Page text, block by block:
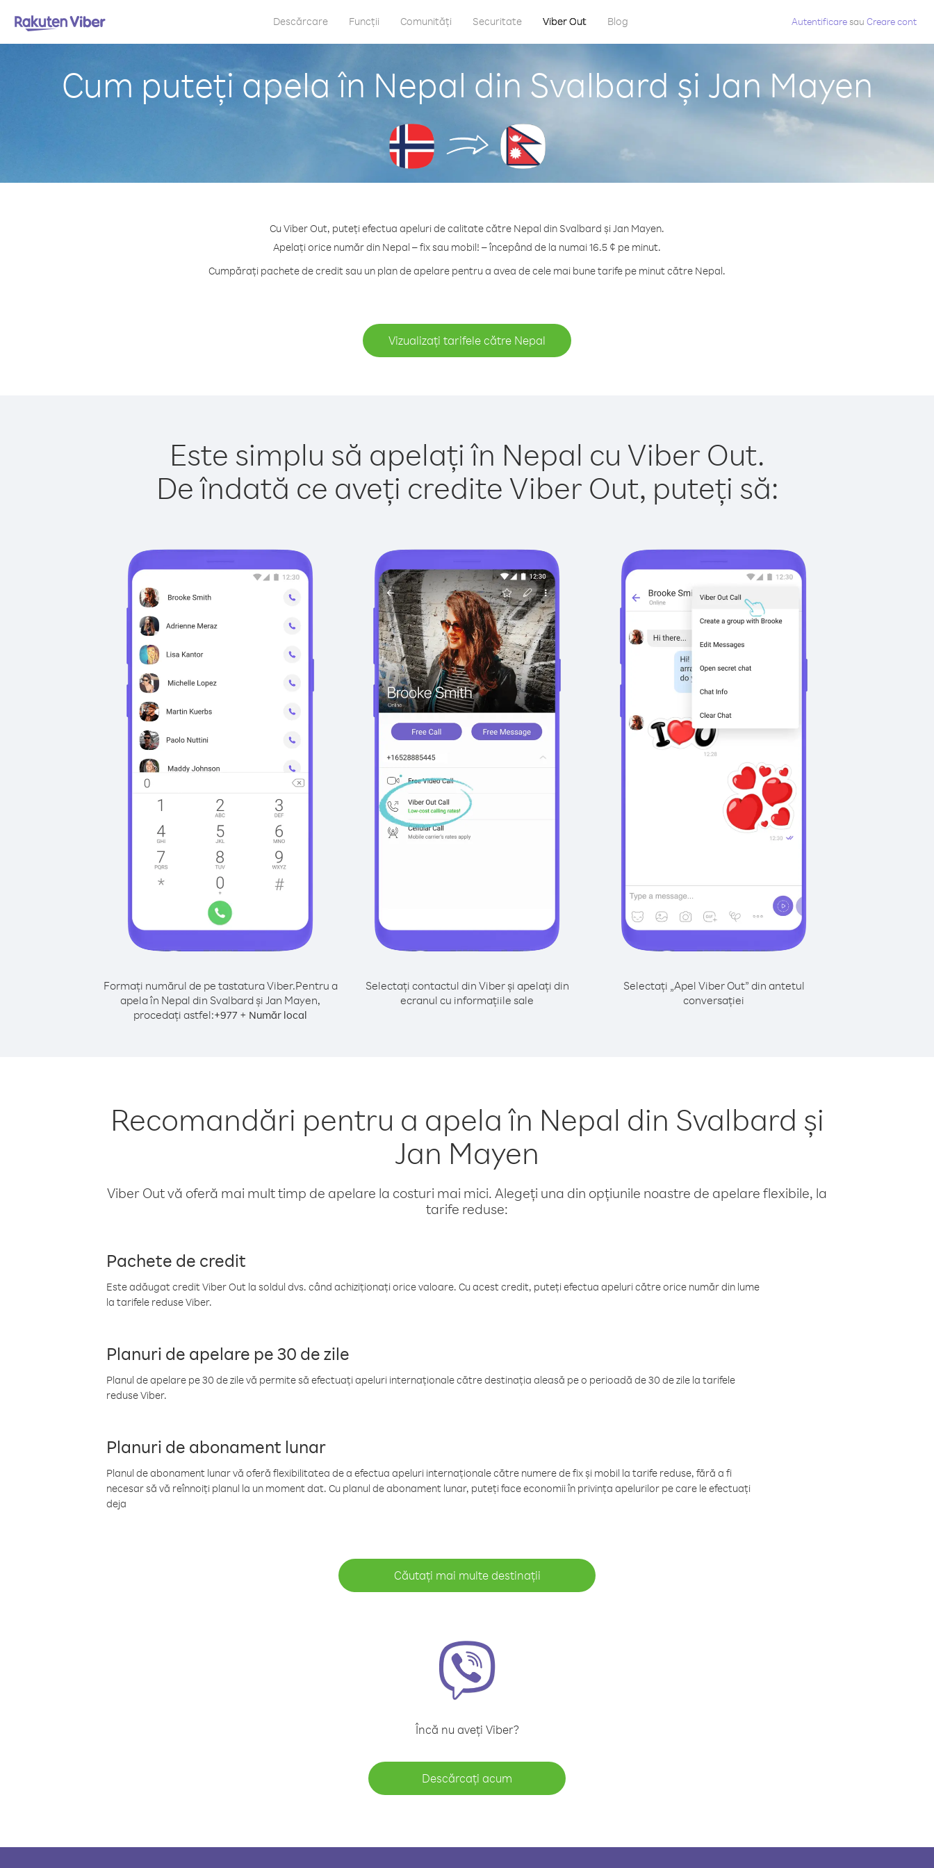
Descărcare Funcții Comunități Securitate Viber Out Blog Autentificaresau Creare cont
Cum puteți apela în Nepal din Svalbard și Jan Mayen
Cu Viber Out, puteți efectua apeluri de calitate către Nepal din Svalbard și Jan Mayen.
Apelați orice număr din Nepal – fix sau mobil! – începând de la numai 16.5 ¢ pe minut.
Cumpărați pachete de credit sau un plan de apelare pentru a avea de cele mai bune tarife pe minut către Nepal.
Vizualizați tarifele către Nepal
Este simplu să apelați în Nepal cu Viber Out.
De îndată ce aveți credite Viber Out, puteți să:
Formați numărul de pe tastatura Viber.Pentru a
apela în Nepal din Svalbard și Jan Mayen,
procedați astfel:+977 + Număr local
Selectați contactul din Viber și apelați din
ecranul cu informațiile sale
Selectați „Apel Viber Out” din antetul
conversației
Recomandări pentru a apela în Nepal din Svalbard și
Jan Mayen
Viber Out vă oferă mai mult timp de apelare la costuri mai mici. Alegeți una din opțiunile noastre de apelare flexibile, la
tarife reduse:
Pachete de credit
Este adăugat credit Viber Out la soldul dvs. când achiziționați orice valoare. Cu acest credit, puteți efectua apeluri către orice număr din lume
la tarifele reduse Viber.
Planuri de apelare pe 30 de zile
Planul de apelare pe 30 de zile vă permite să efectuați apeluri internaționale către destinația aleasă pe o perioadă de 30 de zile la tarifele
reduse Viber.
Planuri de abonament lunar
Planul de abonament lunar vă oferă flexibilitatea de a efectua apeluri internaționale către numere de fix și mobil la tarife reduse, fără a fi
necesar să vă reînnoiți planul la un moment dat. Cu planul de abonament lunar, puteți face economii în privința apelurilor pe care le efectuați
deja
Căutați mai multe destinații
Încă nu aveți Viber?
Descărcați acum